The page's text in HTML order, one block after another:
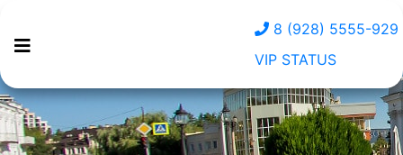
8 (928) 5555-929
VIP STATUS